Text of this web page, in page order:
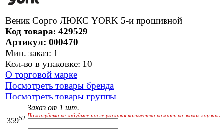
Веник Сорго ЛЮКС YORK 5-и прошивной
Код товара: 429529
Артикул: 000470
Мин. заказ: 1
Кол-во в упаковке: 10
О торговой марке
Посмотреть товары бренда
Посмотреть товары группы
35952
Заказ от 1 шт.
Пожалуйста не забудьте после указания количества нажать на значок